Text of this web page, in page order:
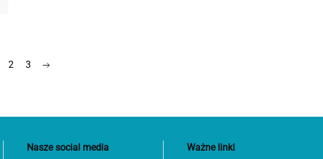
2 3
Nasze social media Ważne linki